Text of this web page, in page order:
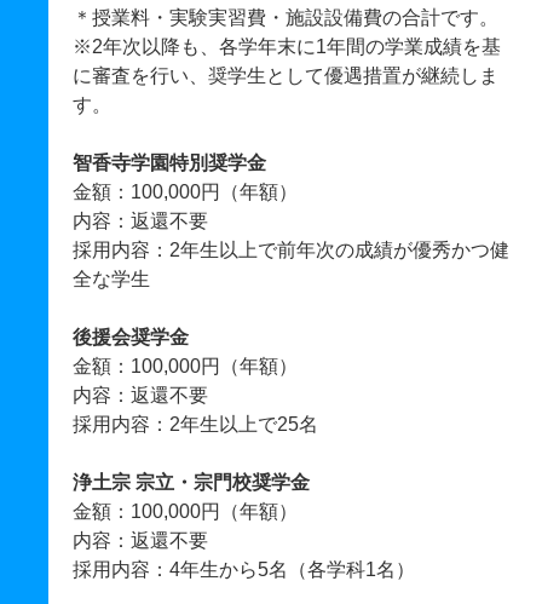
＊授業料・実験実習費・施設設備費の合計です。
※2年次以降も、各学年末に1年間の学業成績を基
に審査を行い、奨学生として優遇措置が継続しま
す。
智香寺学園特別奨学金
金額：100,000円（年額）
内容：返還不要
採用内容：2年生以上で前年次の成績が優秀かつ健
全な学生
後援会奨学金
金額：100,000円（年額）
内容：返還不要
採用内容：2年生以上で25名
浄土宗 宗立・宗門校奨学金
金額：100,000円（年額）
内容：返還不要
採用内容：4年生から5名（各学科1名）